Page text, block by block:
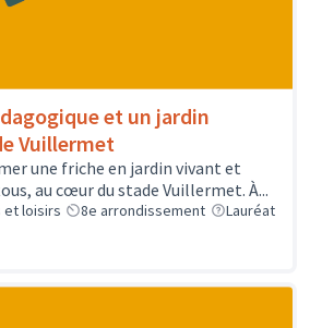
et un jardin
Vuillermet
une friche en jardin vivant et
au cœur du stade Vuillermet. À...
et loisirs 8e arrondissement Lauréat